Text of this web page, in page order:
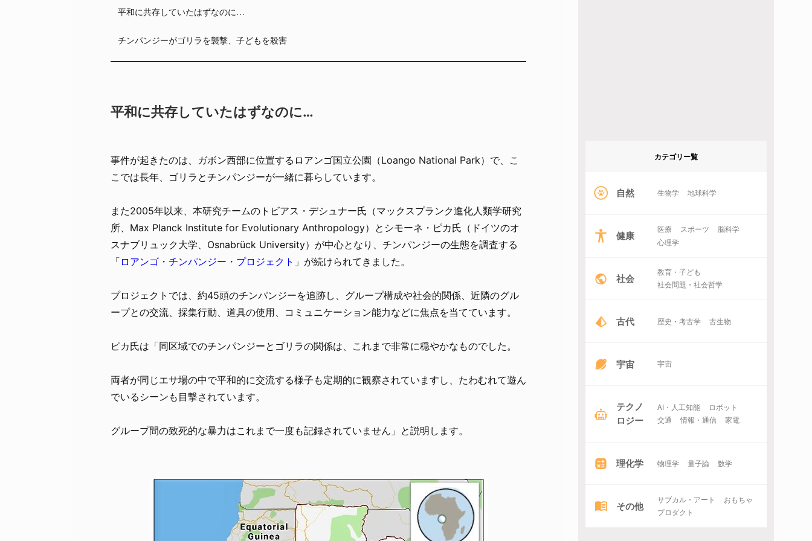
平和に共存していたはずなのに…
チンパンジーがゴリラを襲撃、子どもを殺害
平和に共存していたはずなのに…
事件が起きたのは、ガボン西部に位置するロアンゴ国立公園（Loango National Park）で、こ
こでは長年、ゴリラとチンパンジーが一緒に暮らしています。
また2005年以来、本研究チームのトビアス・デシュナー氏（マックスプランク進化人類学研究
所、Max Planck Institute for Evolutionary Anthropology）とシモーネ・ピカ氏（ドイツのオ
スナブリュック大学、Osnabrück University）が中心となり、チンパンジーの生態を調査する
「 ロアンゴ・チンパンジー・プロジェクト 」が続けられてきました。
プロジェクトでは、約45頭のチンパンジーを追跡し、グループ構成や社会的関係、近隣のグル
ープとの交流、採集行動、道具の使用、コミュニケーション能力などに焦点を当てています。
ピカ氏は「同区域でのチンパンジーとゴリラの関係は、これまで非常に穏やかなものでした。
両者が同じエサ場の中で平和的に交流する様子も定期的に観察されていますし、たわむれて遊ん
でいるシーンも目撃されています。
グループ間の致死的な暴力はこれまで一度も記録されていません」と説明します。
カテゴリー覧
自然 生物学 地球科学
健康 医療 スポーツ
脳科学
心理学
社会
教育・子ども
社会問題・社会哲学
古代 歴史・考古学 古生物
宇宙 宇宙
テクノ
ロジー
AI・人工知能
ロボット
交通
情報・通信 家電
理化学 物理学 量子論 数学
その他 サブカル・アート
おもちゃ
プロダクト